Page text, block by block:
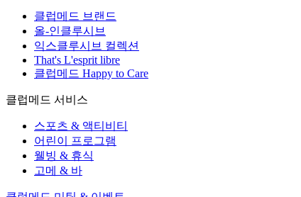
클럽메드 브랜드
올-인클루시브
익스클루시브 컬렉션
That's L'esprit libre
클럽메드 Happy to Care
클럽메드 서비스
스포츠 & 액티비티
어린이 프로그램
웰빙 & 휴식
고메 & 바